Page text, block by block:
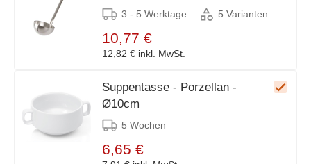
3 - 5 Werktage 5 Varianten
10,77 €
12,82 € inkl. MwSt.
Suppentasse - Porzellan -
Ø10cm
5 Wochen
6,65 €